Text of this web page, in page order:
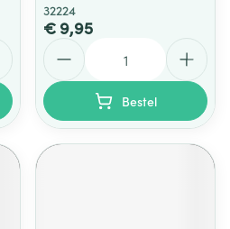
32224
€ 9,95
Bestel